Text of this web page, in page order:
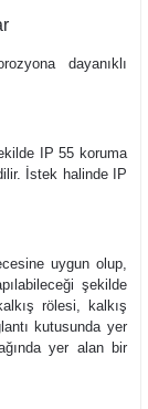
dayanıklı
IP 55 koruma
İstek halinde IP
uygun olup,
şekilde
rölesi, kalkış
kutusunda yer
yer alan bir